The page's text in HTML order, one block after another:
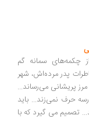
چکمه‌های سمانه گم
پدر مرده‌اش، شهر
پریشانی می‌رساند...
حرف نمی‌زند... باید
تصمیم می گیرد که با